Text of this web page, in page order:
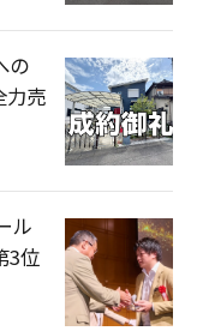
の
力売
ル
3位